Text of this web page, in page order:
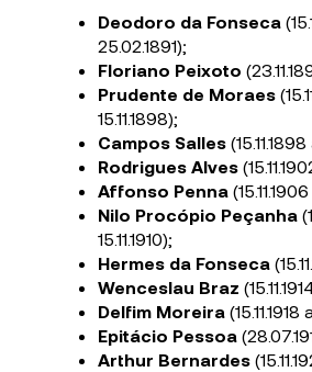
Deodoro da Fonseca
25.02.1891);
Floriano Peixoto
Prudente de Moraes
15.11.1898);
Campos Salles
Rodrigues Alves
Affonso Penna
Nilo Procópio Peçanha
15.11.1910);
Hermes da Fonseca
Wenceslau Braz
Delfim Moreira
Epitácio Pessoa
Arthur Bernardes